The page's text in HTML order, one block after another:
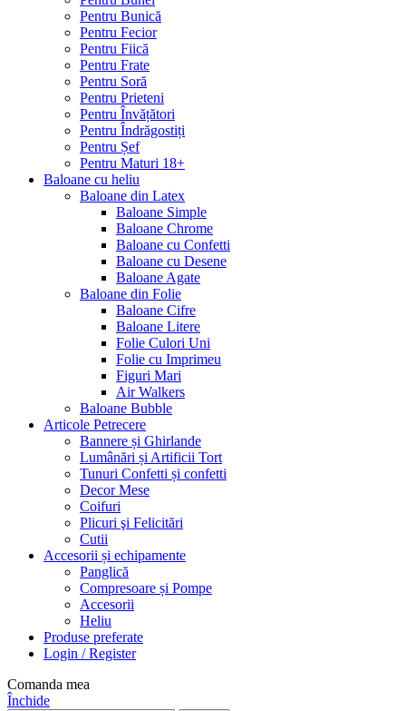
Pentru Bunică
Pentru Fecior
Pentru Fiică
Pentru Frate
Pentru Soră
Pentru Prieteni
Pentru Învățători
Pentru Îndrăgostiți
Pentru Șef
Pentru Maturi 18+
Baloane cu heliu
Baloane din Latex
Baloane Simple
Baloane Chrome
Baloane cu Confetti
Baloane cu Desene
Baloane Agate
Baloane din Folie
Baloane Cifre
Baloane Litere
Folie Culori Uni
Folie cu Imprimeu
Figuri Mari
Air Walkers
Baloane Bubble
Articole Petrecere
Bannere și Ghirlande
Lumânări și Artificii Tort
Tunuri Confetti și confetti
Decor Mese
Coifuri
Plicuri şi Felicitări
Cutii
Accesorii și echipamente
Panglică
Compresoare și Pompe
Accesorii
Heliu
Produse preferate
Login / Register
Comanda mea
Închide